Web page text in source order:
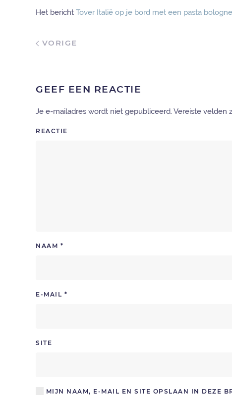
Het bericht Tover Italië op je bord met een pasta
VORIGE
GEEF EEN REACTIE
Je e-mailadres wordt niet gepubliceerd. Vereiste velden
REACTIE
NAAM *
E-MAIL *
SITE
MIJN NAAM, E-MAIL EN SITE OPSLAAN IN DEZE